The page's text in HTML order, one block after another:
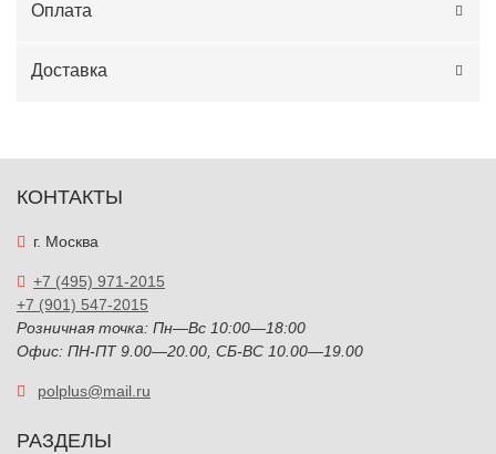
Оплата
Доставка
КОНТАКТЫ
г. Москва
+7 (495) 971-2015
+7 (901) 547-2015
Розничная точка: Пн—Вс 10:00—18:00
Офис: ПН-ПТ 9.00—20.00, СБ-ВС 10.00—19.00
polplus@mail.ru
РАЗДЕЛЫ